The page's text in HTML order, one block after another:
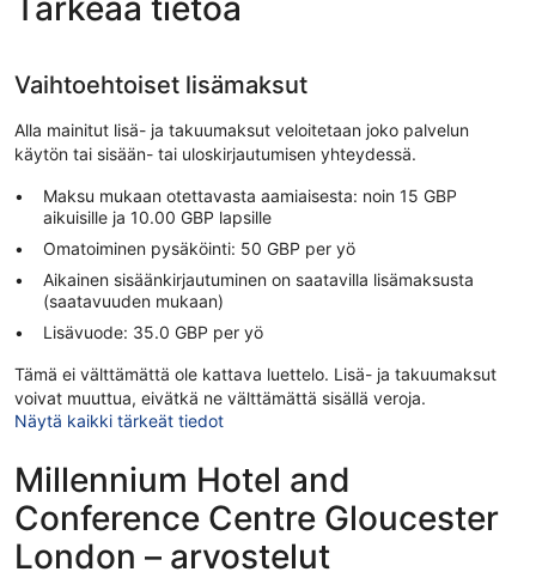
Vaihtoehtoiset lisämaksut
Alla mainitut lisä- ja takuumaksut veloitetaan joko palvelun
käytön tai sisään- tai uloskirjautumisen yhteydessä.
Maksu mukaan otettavasta aamiaisesta: noin 15 GBP
aikuisille ja 10.00 GBP lapsille
Omatoiminen pysäköinti: 50 GBP per yö
Aikainen sisäänkirjautuminen on saatavilla lisämaksusta
(saatavuuden mukaan)
Lisävuode: 35.0 GBP per yö
Tämä ei välttämättä ole kattava luettelo. Lisä- ja takuumaksut
voivat muuttua, eivätkä ne välttämättä sisällä veroja.
Näytä kaikki tärkeät tiedot
Millennium Hotel and
Conference Centre Gloucester
London – arvostelut